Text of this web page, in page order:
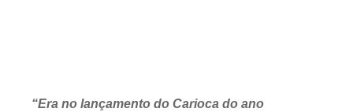
“Era no lançamento do Carioca do ano